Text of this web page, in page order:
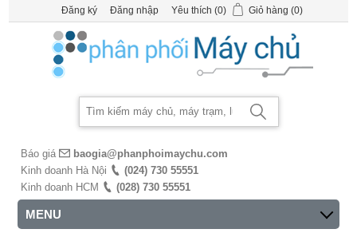
Đăng ký Đăng nhập Yêu thích (0) Giỏ hàng (0)
Báo giá
baogia@phanphoimaychu.com
Kinh doanh Hà Nội
(024) 730 55551
Kinh doanh HCM
(028) 730 55551
MENU